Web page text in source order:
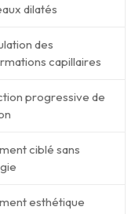
dilatés
des
capillaires
progressive de
ciblé sans
esthétique